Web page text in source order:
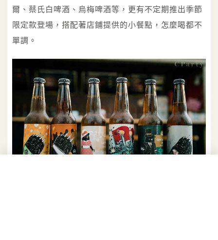
爾、蔡氏白啤酒、烏梅啤酒等，更有不定期推出季節
限定款登場，搭配著店鋪提供的小餐點，怎麼喝都不
單調。